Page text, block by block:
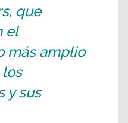
que
el
más amplio
los
y sus